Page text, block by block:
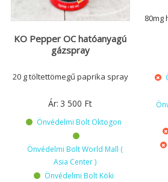
KO Pepper OC hatóanyagú
gázspray
20 g töltettömegű paprika spray
Ár: 3 500 Ft
Önvédelmi Bolt Oktogon
Önvédelmi Bolt World Mall (
Asia Center )
Önvédelmi Bolt Köki
80mg